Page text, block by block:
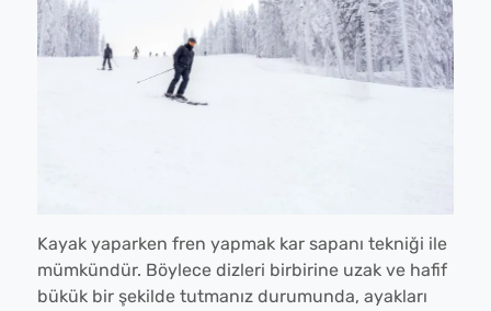
Kayak yaparken fren yapmak kar sapanı tekniği ile
mümkündür. Böylece dizleri birbirine uzak ve hafif
bükük bir şekilde tutmanız durumunda, ayakları